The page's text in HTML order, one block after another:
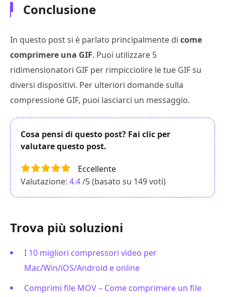
Conclusione
In questo post si è parlato principalmente di come
comprimere una GIF. Puoi utilizzare 5
ridimensionatori GIF per rimpicciolire le tue GIF su
diversi dispositivi. Per ulteriori domande sulla
compressione GIF, puoi lasciarci un messaggio.
Cosa pensi di questo post? Fai clic per
valutare questo post.
Eccellente
Valutazione: 4.4/5 (basato su 149voti)
Trova più soluzioni
I 10 migliori compressori video per
Mac/Win/iOS/Android e online
Comprimi file MOV – Come comprimere un file